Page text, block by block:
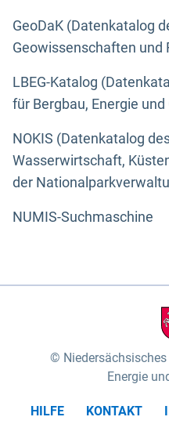
GeoDaK (Datenkatalog
Geowissenschaften und
LBEG-Katalog
für Bergbau, Energie und
NOKIS (Datenkatalog
Wasserwirtschaft,
der
NUMIS-Suchmaschine
Energie
HILFE KONTAKT